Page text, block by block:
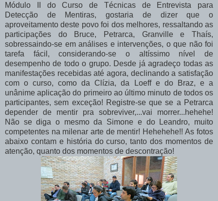
Módulo II do Curso de Técnicas de Entrevista para
Detecção de Mentiras, gostaria de dizer que o
aproveitamento deste povo foi dos melhores, ressaltando as
participações do Bruce, Petrarca, Granville e Thaís,
sobressaindo-se em análises e intervenções, o que não foi
tarefa fácil, considerando-se o altíssimo nível de
desempenho de todo o grupo. Desde já agradeço todas as
manifestações recebidas até agora, declinando a satisfação
com o curso, como da Clízia, da Loeff e do Braz, e a
unânime aplicação do primeiro ao último minuto de todos os
participantes, sem exceção! Registre-se que se a Petrarca
depender de mentir pra sobreviver,...vai morrer...hehehe!
Não se diga o mesmo da Simone e do Leandro, muito
competentes na milenar arte de mentir! Hehehehe!! As fotos
abaixo contam e história do curso, tanto dos momentos de
atenção, quanto dos momentos de descontração!